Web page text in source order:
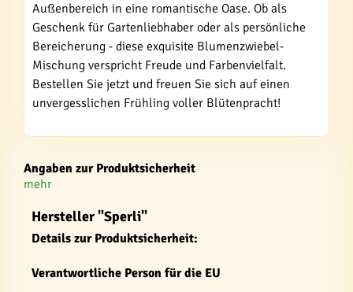
Außenbereich in eine romantische Oase. Ob als
Geschenk für Gartenliebhaber oder als persönliche
Bereicherung - diese exquisite Blumenzwiebel-
Mischung verspricht Freude und Farbenvielfalt.
Bestellen Sie jetzt und freuen Sie sich auf einen
unvergesslichen Frühling voller Blütenpracht!
Angaben zur Produktsicherheit
mehr
Hersteller "Sperli"
Details zur Produktsicherheit:
Verantwortliche Person für die EU